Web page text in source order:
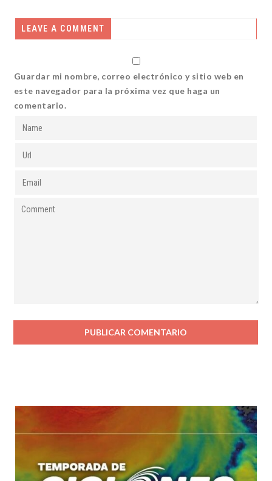
LEAVE A COMMENT
Guardar mi nombre, correo electrónico y sitio web en
este navegador para la próxima vez que haga un
comentario.